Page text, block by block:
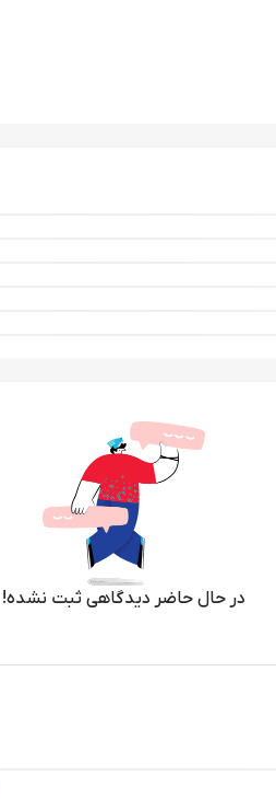
در حال حاضر دیدگاهی ثبت نشده!